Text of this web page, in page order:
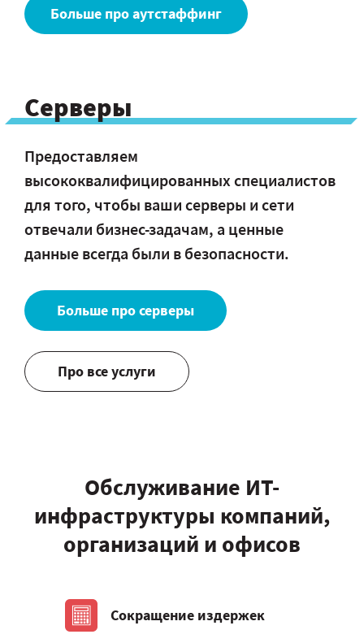
Больше про аутстаффинг
Серверы
Предоставляем
высококвалифицированных специалистов
для того, чтобы ваши серверы и сети
отвечали бизнес-задачам, а ценные
данные всегда были в безопасности.
Больше про серверы
Про все услуги
Обслуживание ИТ-
инфраструктуры компаний,
организаций и офисов
Сокращение издержек